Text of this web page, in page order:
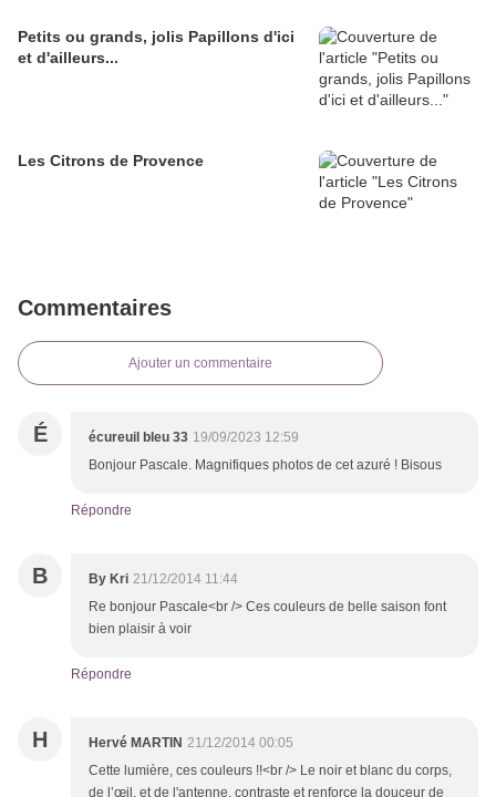
Petits ou grands, jolis Papillons d'ici
et d'ailleurs...
Les Citrons de Provence
Commentaires
Ajouter un commentaire
É écureuil bleu 33 19/09/2023 12:59
Bonjour Pascale. Magnifiques photos de cet azuré ! Bisous
Répondre
B By Kri 21/12/2014 11:44
Re bonjour Pascale<br /> Ces couleurs de belle saison font
bien plaisir à voir
Répondre
H Hervé MARTIN 21/12/2014 00:05
Cette lumière, ces couleurs !!<br /> Le noir et blanc du corps,
de l’œil, et de l'antenne, contraste et renforce la douceur de